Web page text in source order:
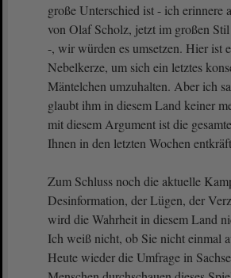
große Unterschied ist - ich erinnere
von Olaf Scholz, jetzt im großen Stil
-, wir würden es umsetzen. Hier ist
Nebelkerze, um sich ein letztes
Mäntelchen umzuhalten. Aber ich
glaubt ihm in diesem Land keiner
mit diesem Argument ist die
Ihnen in den letzten Wochen
Zum Schluss noch die aktuelle
Desinformation, der Lügen, der
wird die Wahrheit in diesem Land
Ich weiß nicht, ob Sie nicht einmal
Heute wieder die Umfrage in